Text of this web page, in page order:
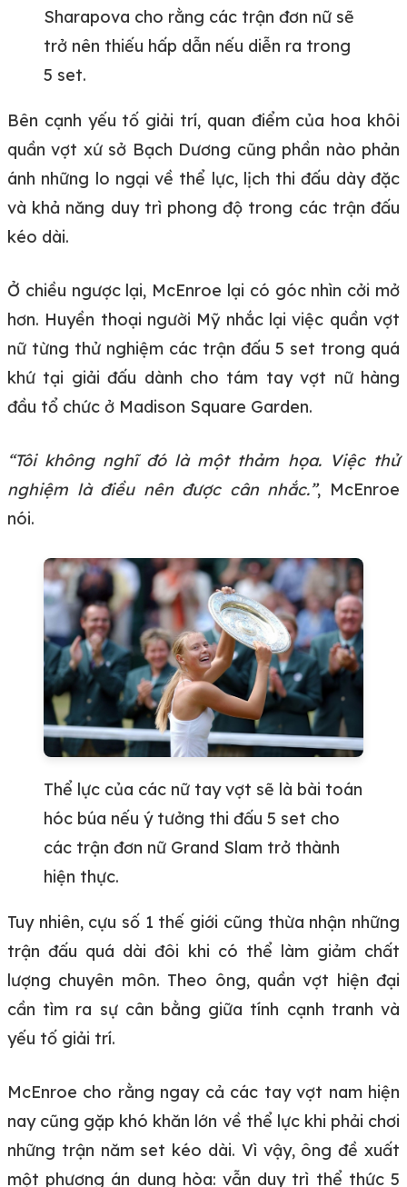
Sharapova cho rằng các trận đơn nữ sẽ
trở nên thiếu hấp dẫn nếu diễn ra trong
5 set.
Bên cạnh yếu tố giải trí, quan điểm của hoa khôi
quần vợt xứ sở Bạch Dương cũng phần nào phản
ánh những lo ngại về thể lực, lịch thi đấu dày đặc
và khả năng duy trì phong độ trong các trận đấu
kéo dài.
Ở chiều ngược lại, McEnroe lại có góc nhìn cởi mở
hơn. Huyền thoại người Mỹ nhắc lại việc quần vợt
nữ từng thử nghiệm các trận đấu 5 set trong quá
khứ tại giải đấu dành cho tám tay vợt nữ hàng
đầu tổ chức ở Madison Square Garden.
“Tôi không nghĩ đó là một thảm họa. Việc thử
nghiệm là điều nên được cân nhắc.”, McEnroe
nói.
Thể lực của các nữ tay vợt sẽ là bài toán
hóc búa nếu ý tưởng thi đấu 5 set cho
các trận đơn nữ Grand Slam trở thành
hiện thực.
Tuy nhiên, cựu số 1 thế giới cũng thừa nhận những
trận đấu quá dài đôi khi có thể làm giảm chất
lượng chuyên môn. Theo ông, quần vợt hiện đại
cần tìm ra sự cân bằng giữa tính cạnh tranh và
yếu tố giải trí.
McEnroe cho rằng ngay cả các tay vợt nam hiện
nay cũng gặp khó khăn lớn về thể lực khi phải chơi
những trận năm set kéo dài. Vì vậy, ông đề xuất
một phương án dung hòa: vẫn duy trì thể thức 5